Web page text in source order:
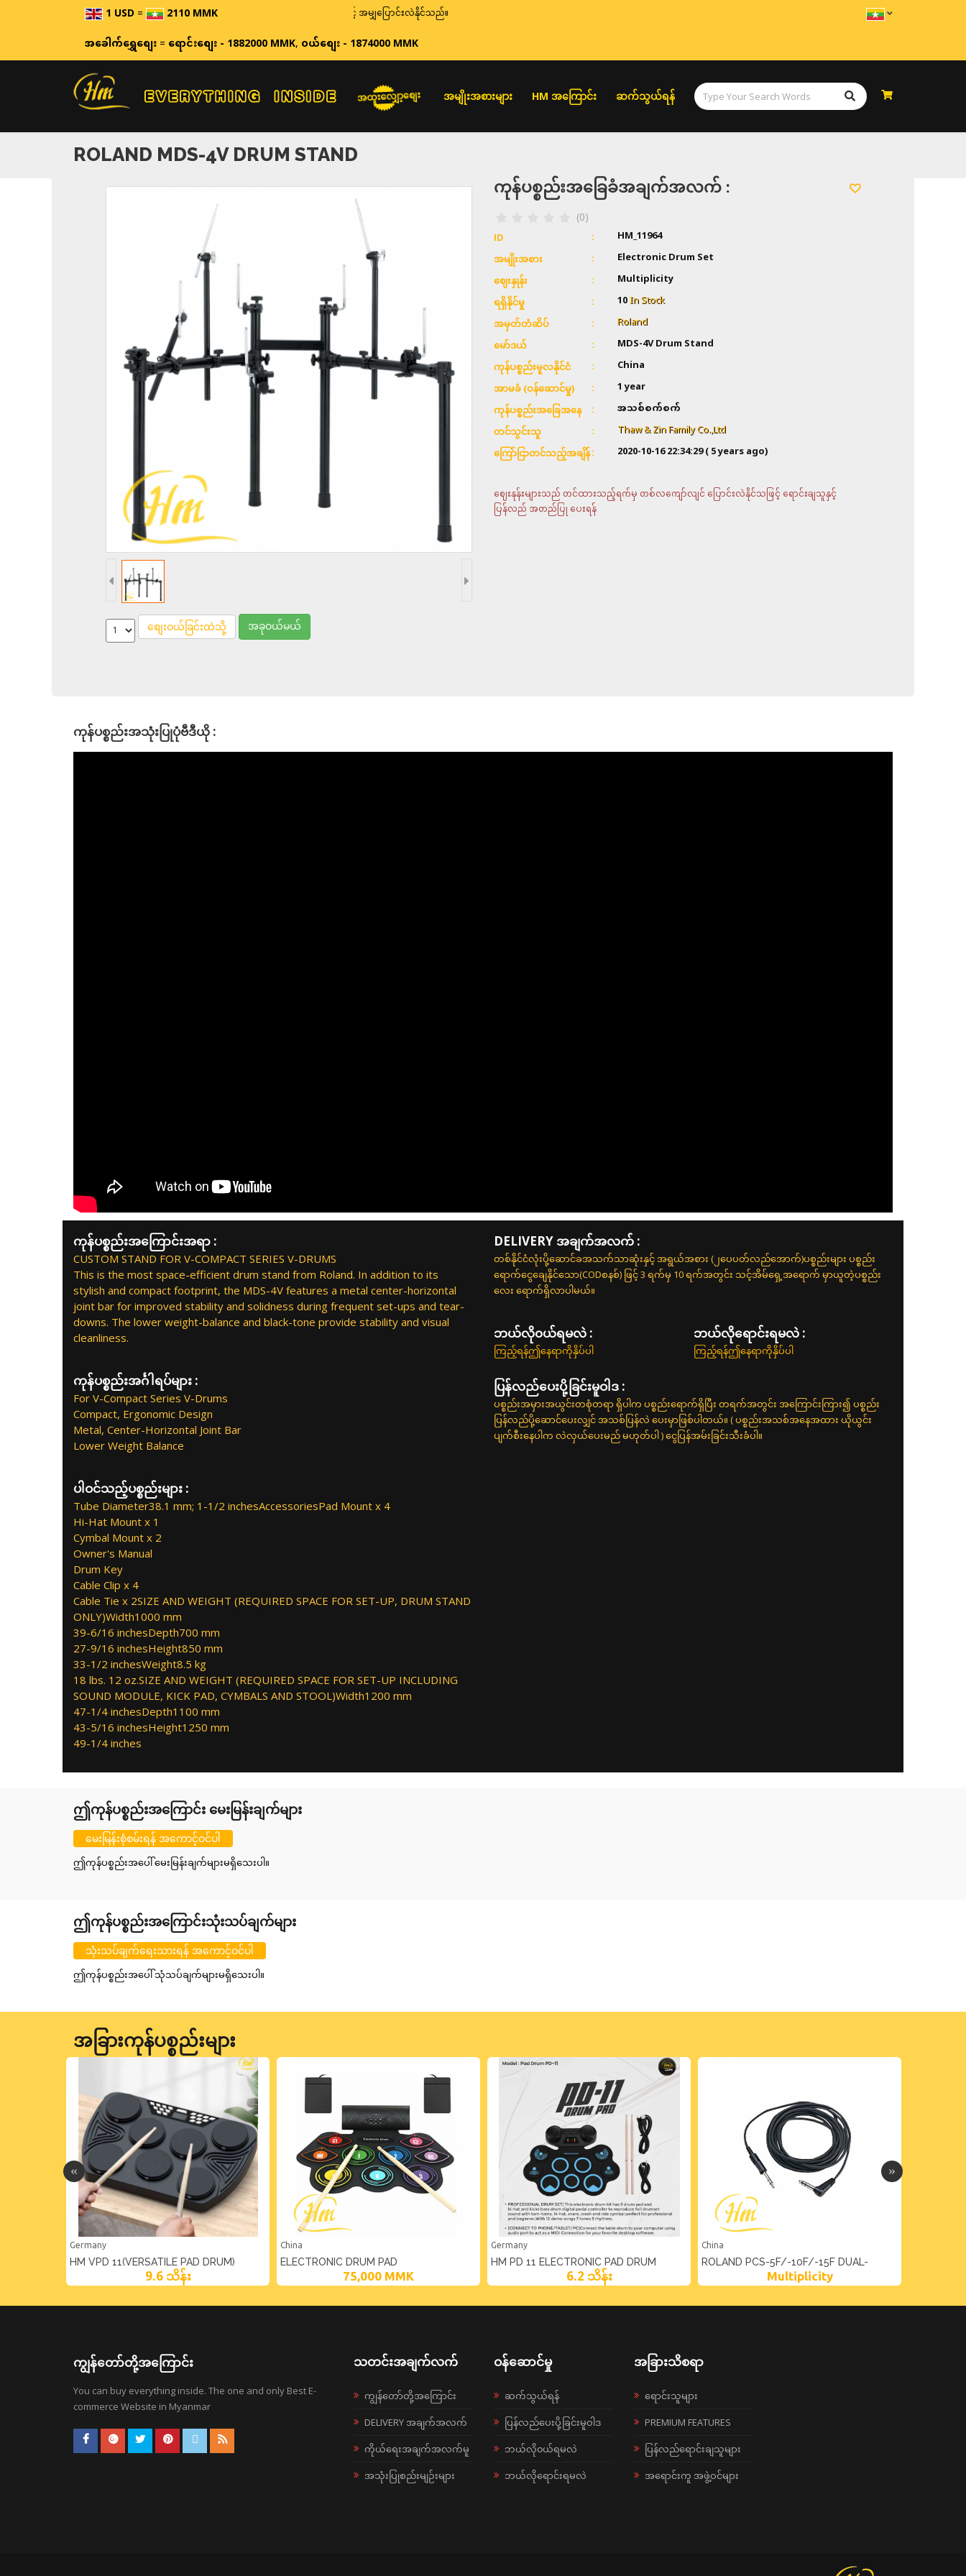
1 USD= 2110 MMKဈေးနှုန်းများသည် အချိန်နှင့် အမျှပြောင်းလဲနိုင်သည်။
အခေါက်ရွှေစျေး=ရောင်းစျေး - 1882000 MMK,ဝယ်စျေး - 1874000 MMK
အထူးလျှော့စျေး အမျိုးအစားများ HM အကြောင်း ဆက်သွယ်ရန်
ROLAND MDS-4V DRUM STAND
ကုန်ပစ္စည်းအခြေခံအချက်အလက် :
(0)
ID HM_11964
အမျိုးအစား Electronic Drum Set
ဈေးနှုန်း Multiplicity
ရရှိနိုင်မှု 10In Stock
အမှတ်တံဆိပ် Roland
မော်ဒယ် MDS-4V Drum Stand
ကုန်ပစ္စည်းမူလနိုင်ငံ China
အာမခံ (ဝန်ဆောင်မှု) 1 year
ကုန်ပစ္စည်းအခြေအနေ အသစ်စက်စက်
တင်သွင်းသူ Thaw & Zin Family Co.,Ltd
ကြော်ငြာတင်သည့်အချိန် 2020-10-16 22:34:29( 5 years ago)
ဈေးနုန်းများသည် တင်ထားသည့်ရက်မှ တစ်လကျော်လျင် ပြောင်းလဲနိုင်သဖြင့် ရောင်းချသူနှင့်
ပြန်လည် အတည်ပြု ပေးရန်
စျေးဝယ်ခြင်းထဲသို့ အခုဝယ်မယ်
ကုန်ပစ္စည်းအသုံးပြုပုံဗီဒီယို :
ကုန်ပစ္စည်းအကြောင်းအရာ :
CUSTOM STAND FOR V-COMPACT SERIES V-DRUMS
This is the most space-efficient drum stand from Roland. In addition to its
stylish and compact footprint, the MDS-4V features a metal center-horizontal
joint bar for improved stability and solidness during frequent set-ups and tear-
downs. The lower weight-balance and black-tone provide stability and visual
cleanliness.
ကုန်ပစ္စည်းအင်္ဂါရပ်များ :
For V-Compact Series V-Drums
Compact, Ergonomic Design
Metal, Center-Horizontal Joint Bar
Lower Weight Balance
ပါဝင်သည့်ပစ္စည်းများ :
Tube Diameter38.1 mm; 1-1/2 inchesAccessoriesPad Mount x 4
Hi-Hat Mount x 1
Cymbal Mount x 2
Owner's Manual
Drum Key
Cable Clip x 4
Cable Tie x 2SIZE AND WEIGHT (REQUIRED SPACE FOR SET-UP, DRUM STAND
ONLY)Width1000 mm
39-6/16 inchesDepth700 mm
27-9/16 inchesHeight850 mm
33-1/2 inchesWeight8.5 kg
18 lbs. 12 oz.SIZE AND WEIGHT (REQUIRED SPACE FOR SET-UP INCLUDING
SOUND MODULE, KICK PAD, CYMBALS AND STOOL)Width1200 mm
47-1/4 inchesDepth1100 mm
43-5/16 inchesHeight1250 mm
49-1/4 inches
DELIVERY အချက်အလက် :
တစ်နိုင်ငံလုံးပို့ဆောင်ခအသက်သာဆုံးနှင့် အရွယ်အစား (၂ပေပတ်လည်အောက်)ပစ္စည်းများ ပစ္စည်း
ရောက်ငွေချေနိုင်သော(CODစနစ်) ဖြင့် 3 ရက်မှ 10 ရက်အတွင်း သင့်အိမ်ရှေ့အရောက် မှာယူတဲ့ပစ္စည်း
လေး ရောက်ရှိလာပါမယ်။
ဘယ်လို၀ယ်ရမလဲ :
ကြည့်ရန်ဤနေရာကိုနှိပ်ပါ
ဘယ်လိုရောင်းရမလဲ :
ကြည့်ရန်ဤနေရာကိုနှိပ်ပါ
ပြန်လည်ပေးပို့ခြင်းမူဝါဒ :
ပစ္စည်းအမှားအယွင်းတစုံတရာ ရှိပါက ပစ္စည်းရောက်ရှိပြီး တရက်အတွင်း အကြောင်းကြား၍ ပစ္စည်း
ပြန်လည်ပို့ဆောင်ပေးလျှင် အသစ်ပြန်လဲ ပေးမှာဖြစ်ပါတယ်။ ( ပစ္စည်းအသစ်အနေအထား ယိုယွင်း
ပျက်စီးနေပါက လဲလှယ်ပေးမည် မဟုတ်ပါ ) ငွေပြန်အမ်းခြင်းသီးခံပါ။
ဤကုန်ပစ္စည်းအကြောင်း မေးမြန်းချက်များ
မေးမြန်းစုံစမ်းရန် အကောင့်ဝင်ပါ
ဤကုန်ပစ္စည်းအပေါ် မေးမြန်းချက်များမရှိသေးပါ။
ဤကုန်ပစ္စည်းအကြောင်းသုံးသပ်ချက်များ
သုံးသပ်ချက်ရေးသားရန် အကောင့်ဝင်ပါ
ဤကုန်ပစ္စည်းအပေါ် သုံသပ်ချက်များမရှိသေးပါ။
အခြားကုန်ပစ္စည်းများ
Germany
HM VPD 11(VERSATILE PAD DRUM)
9.6 သိန်း
China
ELECTRONIC DRUM PAD
75,000 MMK
Germany
HM PD 11 ELECTRONIC PAD DRUM
6.2 သိန်း
China
ROLAND PCS-5F/-10F/-15F DUAL-
TRIGGER CABLESMultiplicity
ကျွန်တော်တို့အကြောင်း
You can buy everything inside. The one and only Best E-
commerce Website in Myanmar
သတင်းအချက်လက်
ကျွန်တော်တို့အကြောင်း
DELIVERY အချက်အလက်
ကိုယ်ရေးအချက်အလက်မူ
အသုံးပြုစည်းမျဉ်းများ
ဝန်ဆောင်မှု
ဆက်သွယ်ရန်
ပြန်လည်ပေးပို့ခြင်းမူဝါဒ
ဘယ်လို၀ယ်ရမလဲ
ဘယ်လိုရောင်းရမလဲ
အခြားသိစရာ
ရောင်းသူများ
PREMIUM FEATURES
ပြန်လည်ရောင်းချသူများ
အရောင်းကူ အဖွဲ့ဝင်များ